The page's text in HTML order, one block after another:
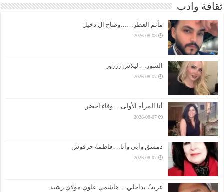
ثقافة وادب
مأتم العطر……وضاح آل دخيل
2026-08-08
السور….ليلاس زرزور
2026-08-07
أنا المرأة الأولى….وفاء اخضر
2026-08-07
دمشق وأبي وأنا….فاطمة حرفوش
2026-08-07
غريبٌ بداخلي….هاشمي علوي مولاي رشيد